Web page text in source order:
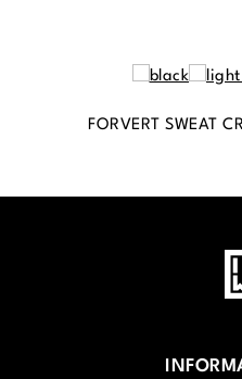
FORVERT SWEAT